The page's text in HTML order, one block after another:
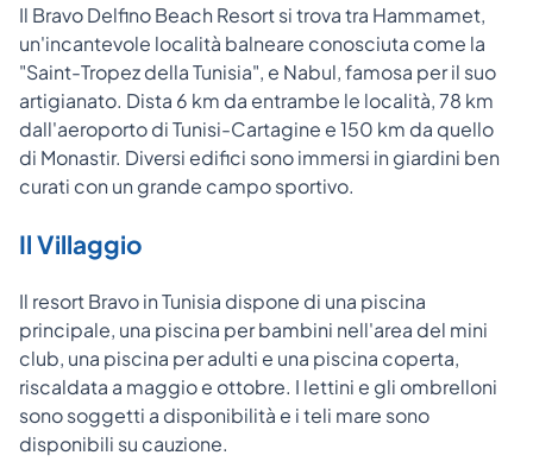
Il Bravo Delfino Beach Resort si trova tra Hammamet,
un'incantevole località balneare conosciuta come la
"Saint-Tropez della Tunisia", e Nabul, famosa per il suo
artigianato. Dista 6 km da entrambe le località, 78 km
dall'aeroporto di Tunisi-Cartagine e 150 km da quello
di Monastir. Diversi edifici sono immersi in giardini ben
curati con un grande campo sportivo.
Il Villaggio
Il resort Bravo in Tunisia dispone di una piscina
principale, una piscina per bambini nell'area del mini
club, una piscina per adulti e una piscina coperta,
riscaldata a maggio e ottobre. I lettini e gli ombrelloni
sono soggetti a disponibilità e i teli mare sono
disponibili su cauzione.